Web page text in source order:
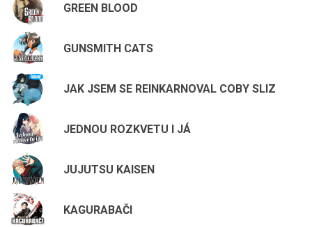
GREEN BLOOD
GUNSMITH CATS
JAK JSEM SE REINKARNOVAL COBY SLIZ
JEDNOU ROZKVETU I JÁ
JUJUTSU KAISEN
KAGURABAČI